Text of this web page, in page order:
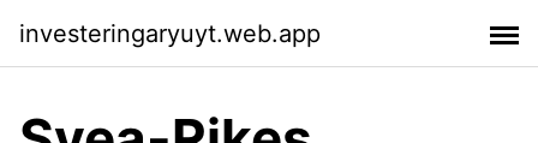
investeringaryuyt.web.app